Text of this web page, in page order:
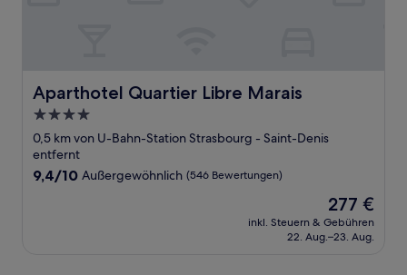
Aparthotel Quartier Libre Marais
Aparthotel Quartier Libre Marais
4.0-
Sterne-
Unterkunft
0,5 km von U-Bahn-Station Strasbourg - Saint-Denis
entfernt
9.4
9,4/10 Außergewöhnlich (546 Bewertungen)
Der
Preis
beträgt
277 €
inkl. Steuern & Gebühren
22. Aug.–23. Aug.